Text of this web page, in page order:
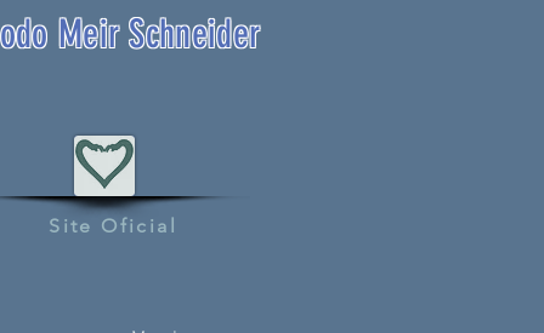
Meir Schneider
Site Oficial